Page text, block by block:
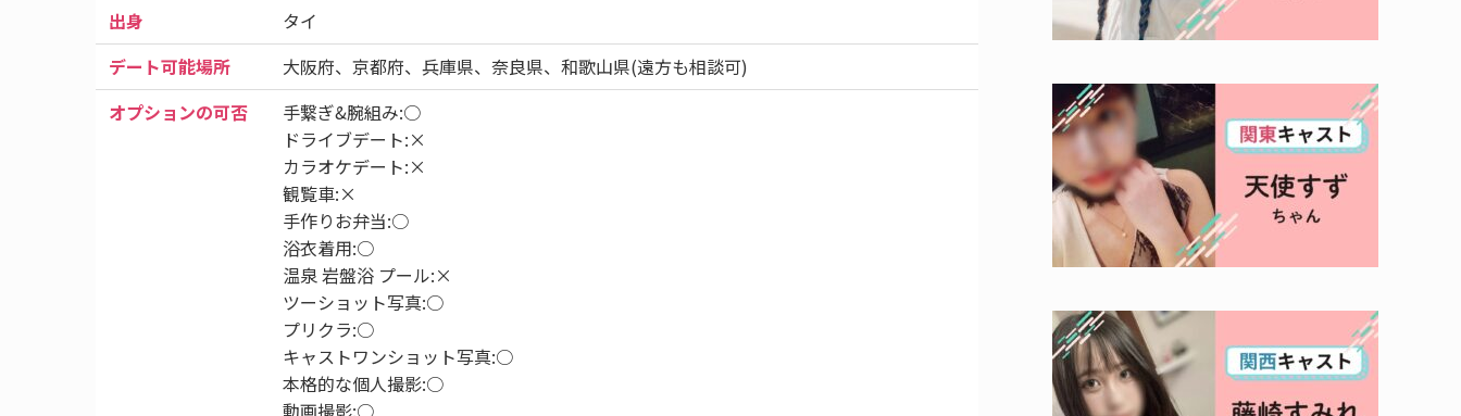
出身
タイ
デート可能場所
大阪府、京都府、兵庫県、奈良県、和歌山県(遠方も相談可)
オプションの可否
手繋ぎ&腕組み:○
ドライブデート:×
カラオケデート:×
観覧車:×
手作りお弁当:○
浴衣着用:○
温泉 岩盤浴 プール:×
ツーショット写真:○
プリクラ:○
キャストワンショット写真:○
本格的な個人撮影:○